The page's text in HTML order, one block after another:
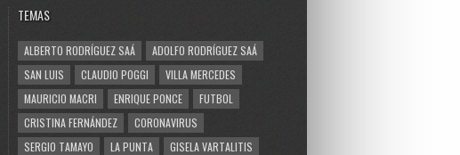
TEMAS
ALBERTO RODRÍGUEZ SAÁ
ADOLFO RODRÍGUEZ SAÁ
SAN LUIS
CLAUDIO POGGI
VILLA MERCEDES
MAURICIO MACRI
ENRIQUE PONCE
FUTBOL
CRISTINA FERNÁNDEZ
CORONAVIRUS
SERGIO TAMAYO
LA PUNTA
GISELA VARTALITIS